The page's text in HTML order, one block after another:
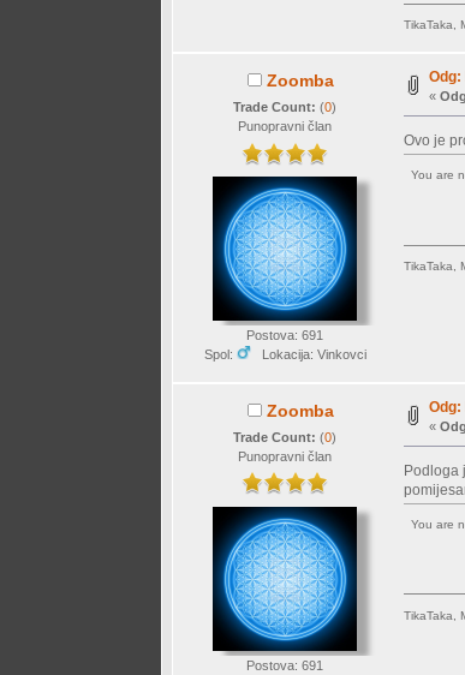
TikaTaka,
Zoomba
Trade Count:(0)
Punopravni član
Postova: 691
Spol:
Lokacija: Vinkovci
«
Ovo je
You are
TikaTaka,
Zoomba
Trade Count:(0)
Punopravni član
Postova: 691
«
Podloga
You are
TikaTaka,